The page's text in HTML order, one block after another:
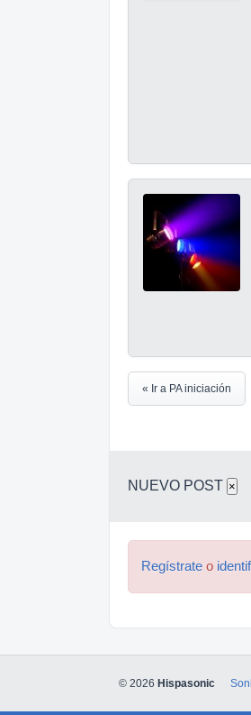
« Ir a PA iniciación
NUEVO POST ×
Regístrate o
© 2026 Hispasonic